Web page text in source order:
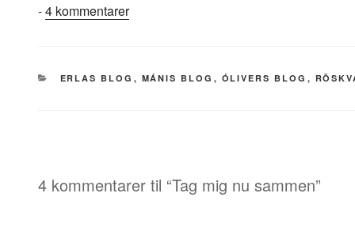
-4 kommentarertil
sammen
KATEGORIER
ERLAS BLOG , MÁNIS BLOG , ÓLIVERS BLOG ,
4 kommentarer til “Tag mig nu sammen”